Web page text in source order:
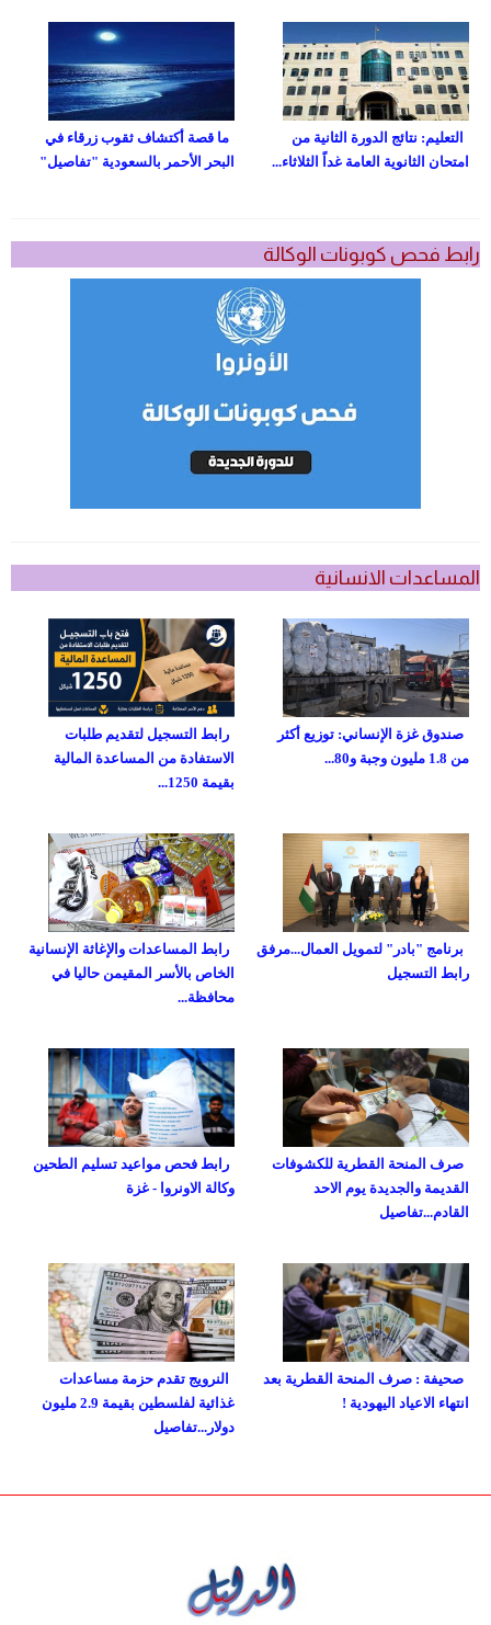
ما قصة أكتشاف ثقوب زرقاء في
البحر الأحمر بالسعودية "تفاصيل"
التعليم: نتائج الدورة الثانية من
امتحان الثانوية العامة غداً الثلاثاء...
رابط فحص كوبونات الوكالة
المساعدات الانسانية
رابط التسجيل لتقديم طلبات
الاستفادة من المساعدة المالية
بقيمة 1250...
صندوق غزة الإنساني: توزيع أكثر
من 1.8 مليون وجبة و80...
رابط المساعدات والإغاثة الإنسانية
الخاص بالأسر المقيمن حاليا في
محافظة...
برنامج "بادر" لتمويل العمال...مرفق
رابط التسجيل
رابط فحص مواعيد تسليم الطحين
وكالة الاونروا - غزة
صرف المنحة القطرية للكشوفات
القديمة والجديدة يوم الاحد
القادم...تفاصيل
النرويج تقدم حزمة مساعدات
غذائية لفلسطين بقيمة 2.9 مليون
دولار...تفاصيل
صحيفة : صرف المنحة القطرية بعد
انتهاء الاعياد اليهودية !